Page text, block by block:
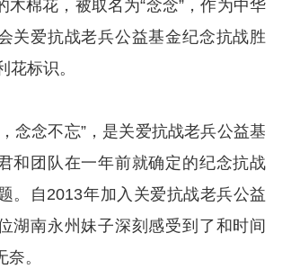
木棉花，被取名为“念念”，作为中华
关爱抗战老兵公益基金纪念抗战胜
花标识。
念念不忘”，是关爱抗战老兵公益基
和团队在一年前就确定的纪念抗战
。自2013年加入关爱抗战老兵公益
湖南永州妹子深刻感受到了和时间
。